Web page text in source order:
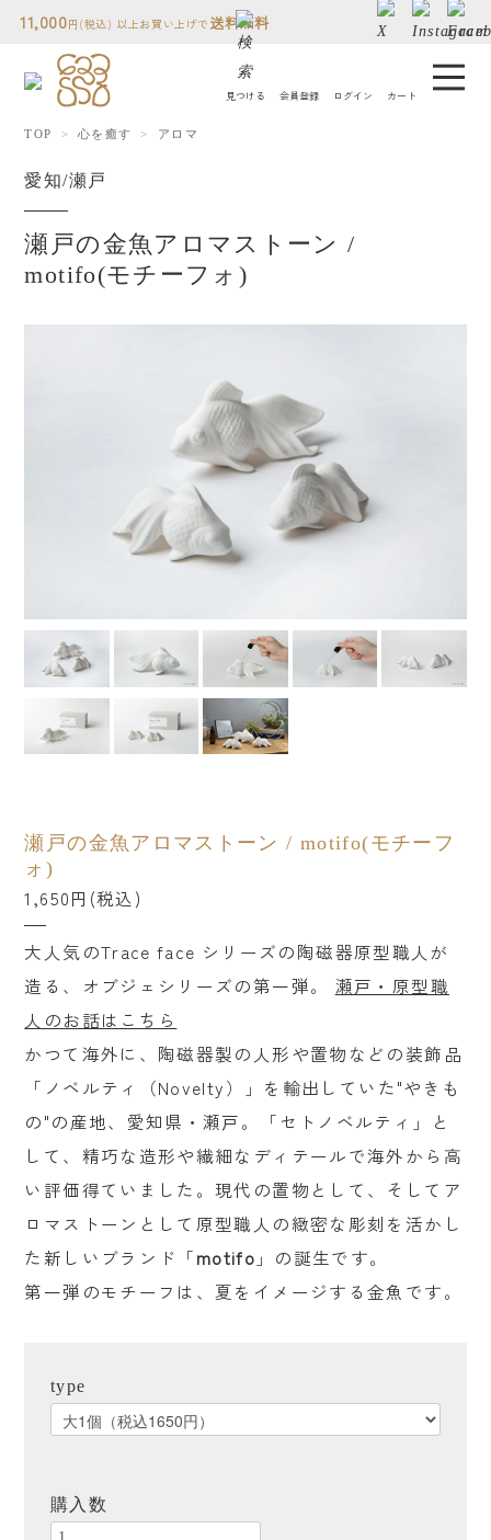
11,000円(税込) 以上お買い上げで 送料無料
見つける 会員登録 ログイン カート
贈り物について
店舗情報
カテゴリーから探す
ベビー・キッズ
美容・健康
インテリア雑貨
フード・ドリンク
食器・キッチン
掃除
書籍
贈るシーンで探す
結婚祝い
出産祝い
産地から探す
千葉 東京
TOP 心を癒す アロマ
愛知/瀬戸
瀬戸の金魚アロマストーン /
motifo(モチーフォ)
瀬戸の金魚アロマストーン / motifo(モチーフ
ォ)
1,650円(税込)
大人気のTrace face シリーズの陶磁器原型職人が
造る、オブジェシリーズの第一弾。 瀬戸・原型職
人のお話はこちら
かつて海外に、陶磁器製の人形や置物などの装飾品
「ノベルティ（Novelty）」を輸出していた"やきも
の"の産地、愛知県・瀬戸。「セトノベルティ」と
して、精巧な造形や繊細なディテールで海外から高
い評価得ていました。現代の置物として、そしてア
ロマストーンとして原型職人の緻密な彫刻を活かし
た新しいブランド「motifo 」の誕生です。
第一弾のモチーフは、夏をイメージする金魚です。
type
購入数